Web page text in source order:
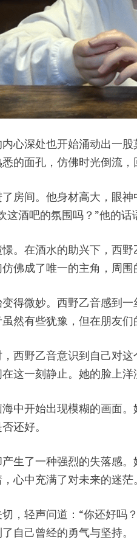
心深处也开始涌动出一
的面孔，仿佛时光倒流，
房间。他身材高大，眼
酒吧的氛围吗？”他的
。在酒水的助兴下，西
佛成了唯一的主角，周围
得微妙。西野乙音感到
然有些犹豫，但在朋友们
西野乙音意识到自己对
这一刻静止。她的脸上
中开始出现模糊的画面
还好。
生了一种强烈的失落感
心中充满了对未来的迷茫。
，轻声问道：“你还好
自己曾经的勇气与坚持。